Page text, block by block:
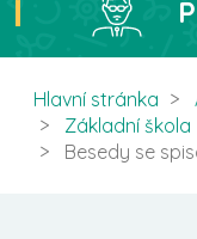
Hlavní stránka
Základní škola
Besedy se